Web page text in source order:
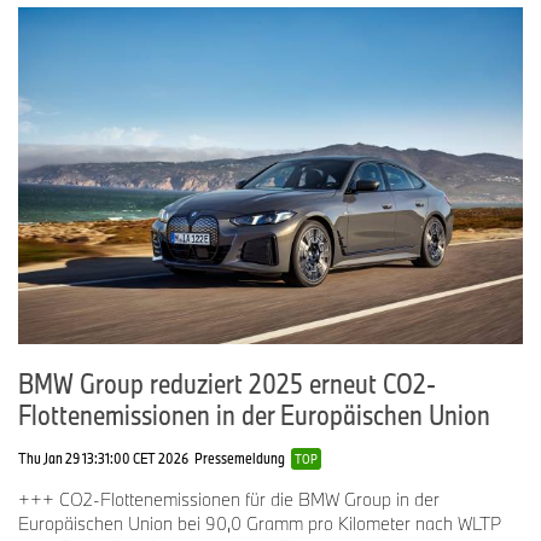
- BMW M GmbH
BMW Group elektrifiziert1 132.518 -15,9 %
BMW Group BEV 87.458 -20,1 %
Rolls-Royce 1.271 -8,0 %
BMW Motorrad 42.735 -4,2 %
1BEV und
PHEV
BMW & MINI Absatz in den Regionen/Märkten
BMW Group reduziert 2025 erneut CO2-
Flottenemissionen in der Europäischen Union
Thu Jan 29 13:31:00 CET 2026 Pressemeldung TOP
+++ CO2-Flottenemissionen für die BMW Group in der
Europäischen Union bei 90,0 Gramm pro Kilometer nach WLTP